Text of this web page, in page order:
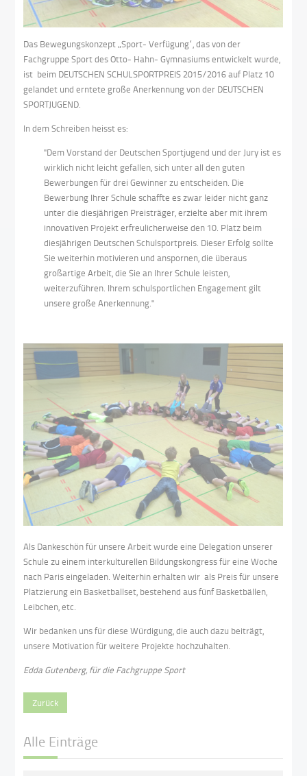
Das Bewegungskonzept „Sport- Verfügung“, das von der
Fachgruppe Sport des Otto- Hahn- Gymnasiums entwickelt wurde,
ist beim DEUTSCHEN SCHULSPORTPREIS 2015/2016 auf Platz 10
gelandet und erntete große Anerkennung von der DEUTSCHEN
SPORTJUGEND.
In dem Schreiben heisst es:
"Dem Vorstand der Deutschen Sportjugend und der Jury ist es
wirklich nicht leicht gefallen, sich unter all den guten
Bewerbungen für drei Gewinner zu entscheiden. Die
Bewerbung Ihrer Schule schaffte es zwar leider nicht ganz
unter die diesjährigen Preisträger, erzielte aber mit ihrem
innovativen Projekt erfreulicherweise den 10. Platz beim
diesjährigen Deutschen Schulsportpreis. Dieser Erfolg sollte
Sie weiterhin motivieren und anspornen, die überaus
großartige Arbeit, die Sie an Ihrer Schule leisten,
weiterzuführen. Ihrem schulsportlichen Engagement gilt
unsere große Anerkennung."
Als Dankeschön für unsere Arbeit wurde eine Delegation unserer
Schule zu einem interkulturellen Bildungskongress für eine Woche
nach Paris eingeladen. Weiterhin erhalten wir als Preis für unsere
Platzierung ein Basketballset, bestehend aus fünf Basketbällen,
Leibchen, etc.
Wir bedanken uns für diese Würdigung, die auch dazu beiträgt,
unsere Motivation für weitere Projekte hochzuhalten.
Edda Gutenberg, für die Fachgruppe Sport
Zurück
Alle Einträge